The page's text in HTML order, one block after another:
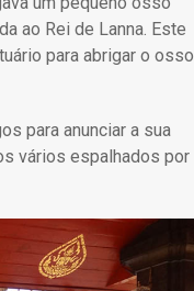
ao Rei de Lanna. Este
para abrigar o osso
para anunciar a sua
vários espalhados por